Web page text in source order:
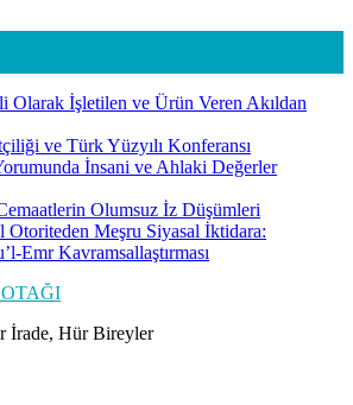
Olarak İşletilen ve Ürün Veren Akıldan
ve Türk Yüzyılı Konferansı
İnsani ve Ahlaki Değerler
Olumsuz İz Düşümleri
Otoriteden Meşru Siyasal İktidara:
Emr Kavramsallaştırması
İrade, Hür Bireyler